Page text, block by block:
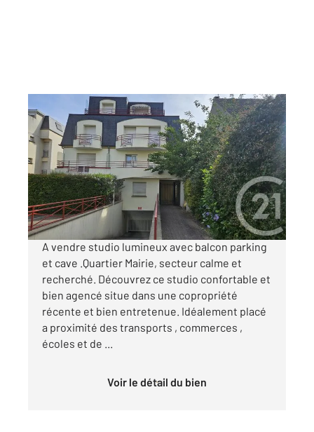
LIVRY GARGAN 93
25 m2
, 1 pièce
Ref : 22202
Appartement Studio à vendre
105 000 €
Visiter le site dédié
A vendre studio lumineux avec balcon parking
et cave .Quartier Mairie, secteur calme et
recherché. Découvrez ce studio confortable et
bien agencé situe dans une copropriété
récente et bien entretenue. Idéalement placé
a proximité des transports , commerces ,
écoles et de ...
Voir le détail du bien